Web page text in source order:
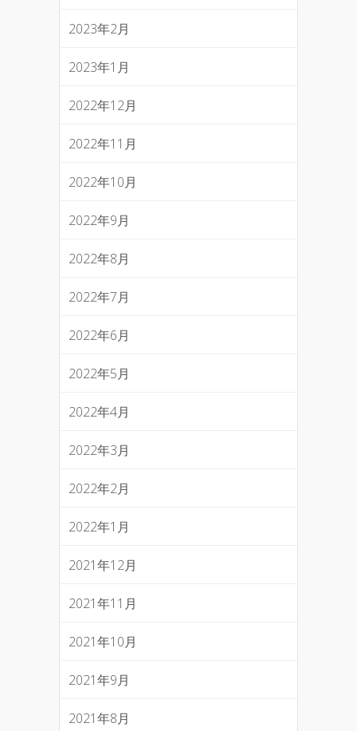
2023年2月
2023年1月
2022年12月
2022年11月
2022年10月
2022年9月
2022年8月
2022年7月
2022年6月
2022年5月
2022年4月
2022年3月
2022年2月
2022年1月
2021年12月
2021年11月
2021年10月
2021年9月
2021年8月